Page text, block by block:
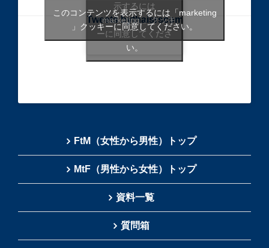
Tweets bythaisrscom
示するには
「marketing 」クッキ
ーに同意してくださ
い。
このコンテンツを表示するには「marketing
」クッキーに同意してください。
FtM（女性から男性）トップ
MtF（男性から女性）トップ
資料一覧
質問箱